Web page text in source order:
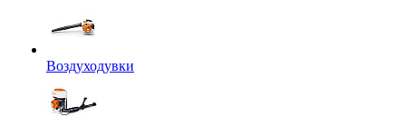
Воздуходувки